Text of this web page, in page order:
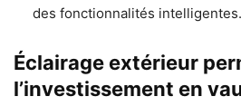
des fonctionnalités intelligentes.
Éclairage extérieur
l’investissement en